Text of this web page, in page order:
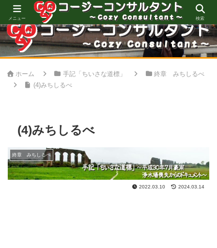
心地良い空間創りをお手伝い
ホーム 手記「ちいさな道標」
終章 みちしるべ
(4)みちしるべ
(4)みちしるべ
終章 みちしるべ
2022.03.10 2024.03.14
メニュー 検索